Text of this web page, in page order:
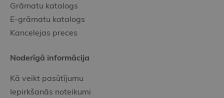
Grāmatu katalogs
E-grāmatu katalogs
Kancelejas preces
Noderīgā informācija
Kā veikt pasūtījumu
Iepirkšanās noteikumi